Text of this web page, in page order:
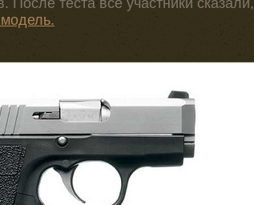
теста все участники сказали,